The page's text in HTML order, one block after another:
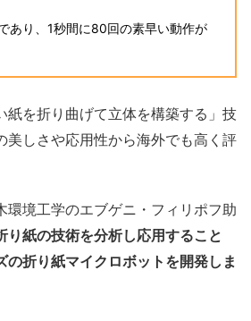
あり、1秒間に80回の素早い動作が
紙を折り曲げて立体を構築する」技
美しさや応用性から海外でも高く評
環境工学のエブゲニ・フィリポフ助
り紙の技術を分析し応用すること
の折り紙マイクロボットを開発しま